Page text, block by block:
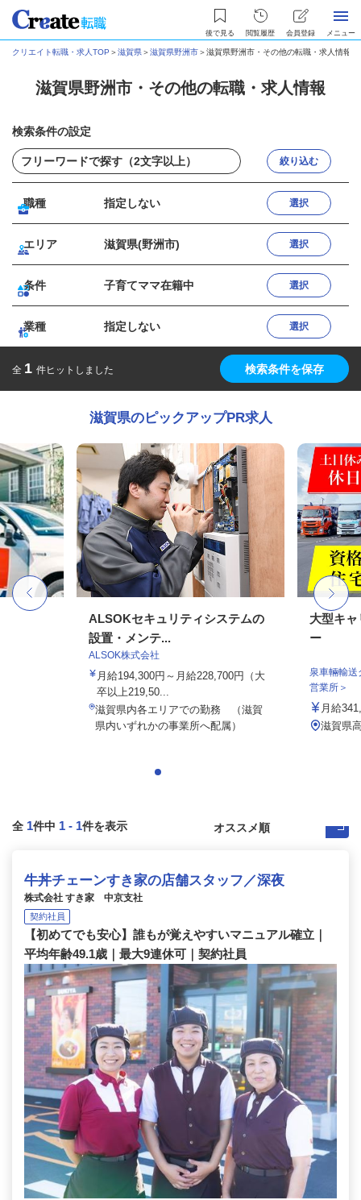
後で見る 閲覧履歴 会員登録 メニュー
クリエイト転職・求人TOP ＞滋賀県＞滋賀県野洲市＞滋賀県野洲市・その他の転職・求人情報
滋賀県野洲市・その他の転職・求人情報
検索条件の設定
絞り込む
職種 指定しない 選択
エリア 滋賀県(野洲市) 選択
条件 子育てママ在籍中 選択
業種 指定しない 選択
全 1 件ヒットしました 検索条件を保存
滋賀県のピックアップPR求人
ALSOKセキュリティシステムの
設置・メンテ...
ALSOK株式会社
月給194,300円～月給228,700円（大
卒以上219,50...
滋賀県内各エリアでの勤務 （滋賀
県内いずれかの事業所へ配属）
大型キ
ー
泉車輛輸
営業所＞
月給
滋賀県
全 1件中 1 - 1件を表示
牛丼チェーンすき家の店舗スタッフ／深夜
株式会社 すき家 中京支社
契約社員
【初めてでも安心】誰もが覚えやすいマニュアル確立｜
平均年齢49.1歳｜最大9連休可｜契約社員